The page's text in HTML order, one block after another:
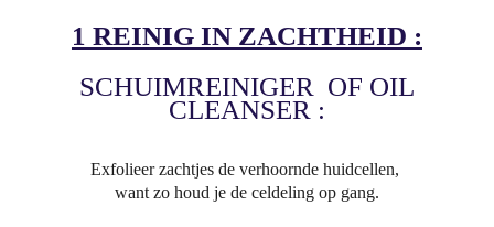
1 REINIG IN ZACHTHEID :
SCHUIMREINIGER OF OIL
CLEANSER :
Exfolieer zachtjes de verhoornde huidcellen,
want zo houd je de celdeling op gang.